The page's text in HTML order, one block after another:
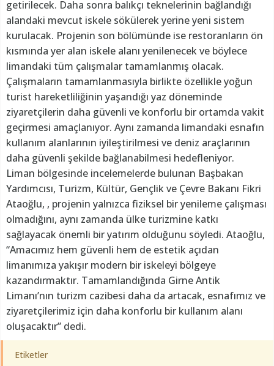
getirilecek. Daha sonra balıkçı teknelerinin bağlandığı
alandaki mevcut iskele sökülerek yerine yeni sistem
kurulacak. Projenin son bölümünde ise restoranların ön
kısmında yer alan iskele alanı yenilenecek ve böylece
limandaki tüm çalışmalar tamamlanmış olacak.
Çalışmaların tamamlanmasıyla birlikte özellikle yoğun
turist hareketliliğinin yaşandığı yaz döneminde
ziyaretçilerin daha güvenli ve konforlu bir ortamda vakit
geçirmesi amaçlanıyor. Aynı zamanda limandaki esnafın
kullanım alanlarının iyileştirilmesi ve deniz araçlarının
daha güvenli şekilde bağlanabilmesi hedefleniyor.
Liman bölgesinde incelemelerde bulunan Başbakan
Yardımcısı, Turizm, Kültür, Gençlik ve Çevre Bakanı Fikri
Ataoğlu, , projenin yalnızca fiziksel bir yenileme çalışması
olmadığını, aynı zamanda ülke turizmine katkı
sağlayacak önemli bir yatırım olduğunu söyledi. Ataoğlu,
“Amacımız hem güvenli hem de estetik açıdan
limanımıza yakışır modern bir iskeleyi bölgeye
kazandırmaktır. Tamamlandığında Girne Antik
Limanı’nın turizm cazibesi daha da artacak, esnafımız ve
ziyaretçilerimiz için daha konforlu bir kullanım alanı
oluşacaktır” dedi.
Etiketler